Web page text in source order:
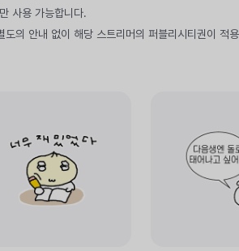
사용 가능합니다.
의 안내 없이 해당 스트리머의 퍼블리시티권이 적